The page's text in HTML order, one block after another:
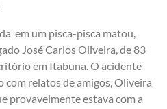
em um pisca-pisca matou,
José Carlos Oliveira, de 83
em Itabuna. O acidente
com relatos de amigos, Oliveira
provavelmente estava com a